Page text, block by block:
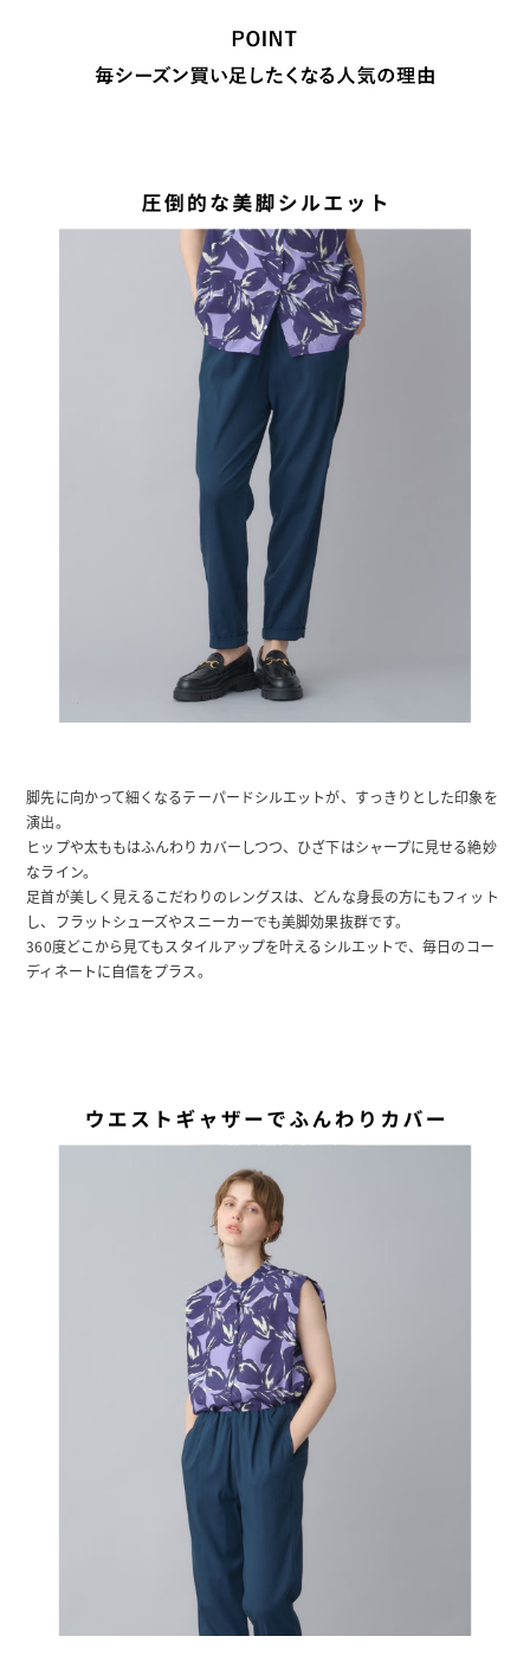
脚先に向かって細くなるテーパードシルエットが、すっきりとした印象を
演出。
ヒップや太ももはふんわりカバーしつつ、ひざ下はシャープに見せる絶妙
なライン。
足首が美しく見えるこだわりのレングスは、どんな身長の方にもフィット
し、フラットシューズやスニーカーでも美脚効果抜群です。
360度どこから見てもスタイルアップを叶えるシルエットで、毎日のコー
ディネートに自信をプラス。